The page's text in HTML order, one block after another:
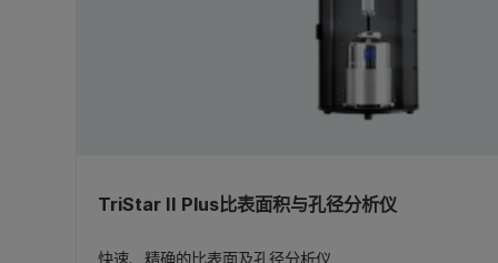
TriStar II Plus比表面积与孔径分析仪